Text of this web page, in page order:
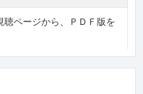
ページから、ＰＤＦ版を